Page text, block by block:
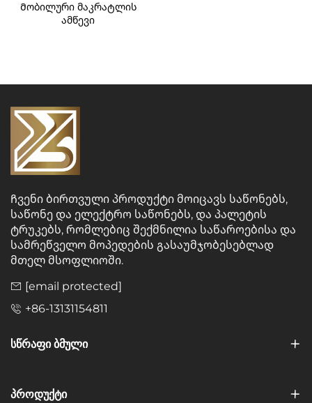
Მობილური მაკრატლის
ამწევი
Ჩვენი ბირთვული პროდუქტი მოიცავს საწონებს,
საწონე და ელექტრო საწონებს, და პალეტის
ტრუკებს, რომლებიც შექმნილია საწაროებისა და
სამრეწველო მოპედების გასაუმჯობესებლად
მთელ მსოფლიოში.
[email protected]
+86-13131154811
ᲡᲬᲠᲐᲤᲘ ᲑᲛᲣᲚᲘ
ᲞᲠᲝᲓᲣᲥᲢᲘ